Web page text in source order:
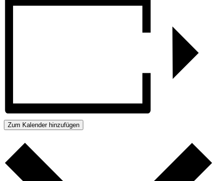
Zum Kalender hinzufügen